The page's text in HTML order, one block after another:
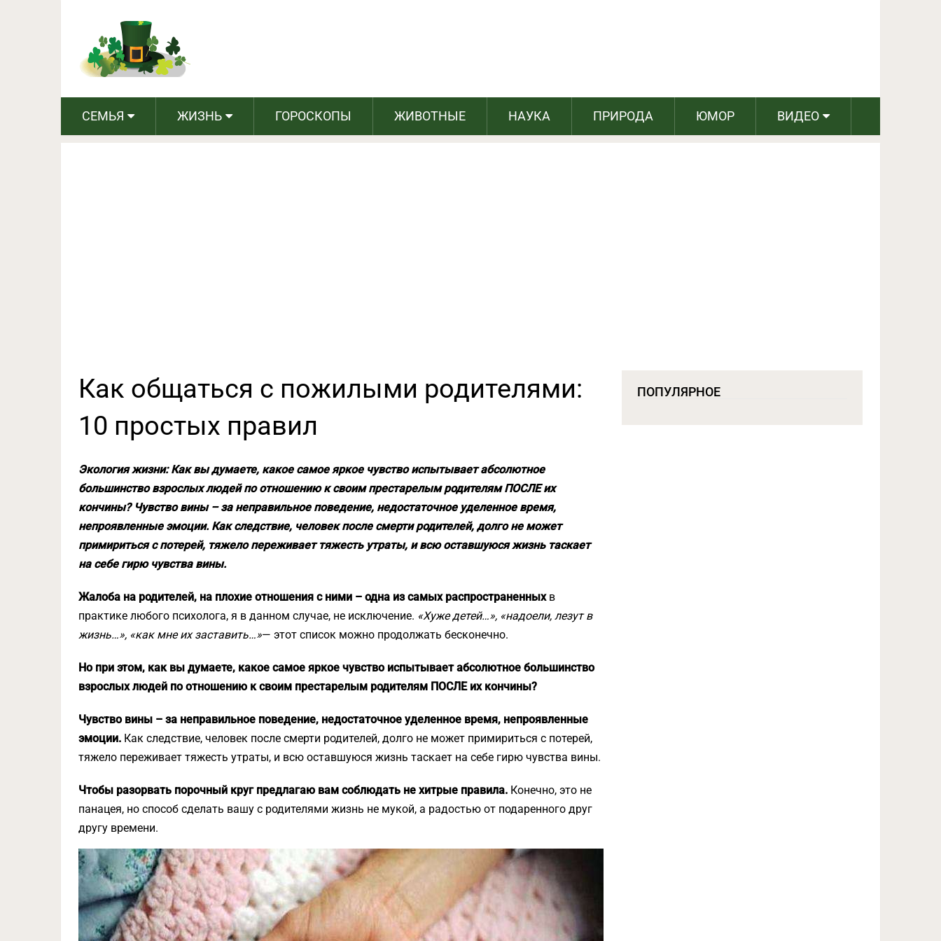
СЕМЬЯ ЖИЗНЬ ГОРОСКОПЫ ЖИВОТНЫЕ НАУКА ПРИРОДА ЮМОР ВИДЕО
Как общаться с пожилыми родителями:
10 простых правил
Экология жизни: Как вы думаете, какое самое яркое чувство испытывает абсолютное
большинство взрослых людей по отношению к своим престарелым родителям ПОСЛЕ их
кончины? Чувство вины – за неправильное поведение, недостаточное уделенное время,
непроявленные эмоции. Как следствие, человек после смерти родителей, долго не может
примириться с потерей, тяжело переживает тяжесть утраты, и всю оставшуюся жизнь таскает
на себе гирю чувства вины.
Жалоба на родителей, на плохие отношения с ними – одна из самых распространенныхв
практике любого психолога, я в данном случае, не исключение. «Хуже детей…», «надоели, лезут в
жизнь…», «как мне их заставить…»— этот список можно продолжать бесконечно.
Но при этом, как вы думаете, какое самое яркое чувство испытывает абсолютное большинство
взрослых людей по отношению к своим престарелым родителям ПОСЛЕ их кончины?
Чувство вины – за неправильное поведение, недостаточное уделенное время, непроявленные
эмоции. Как следствие, человек после смерти родителей, долго не может примириться с потерей,
тяжело переживает тяжесть утраты, и всю оставшуюся жизнь таскает на себе гирю чувства вины.
Чтобы разорвать порочный круг предлагаю вам соблюдать не хитрые правила. Конечно, это не
панацея, но способ сделать вашу с родителями жизнь не мукой, а радостью от подаренного друг
другу времени.
ПОПУЛЯРНОЕ